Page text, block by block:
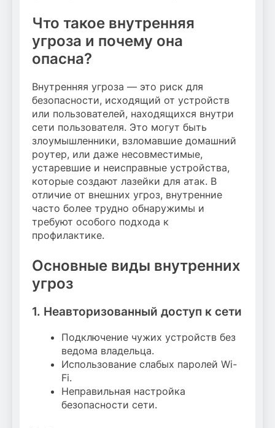
Что такое внутренняя
угроза и почему она
опасна?
Внутренняя угроза — это риск для
безопасности, исходящий от устройств
или пользователей, находящихся внутри
сети пользователя. Это могут быть
злоумышленники, взломавшие домашний
роутер, или даже несовместимые,
устаревшие и неисправные устройства,
которые создают лазейки для атак. В
отличие от внешних угроз, внутренние
часто более трудно обнаружимы и
требуют особого подхода к
профилактике.
Основные виды внутренних
угроз
1. Неавторизованный доступ к сети
Подключение чужих устройств без
ведома владельца.
Использование слабых паролей Wi-
Fi.
Неправильная настройка
безопасности сети.